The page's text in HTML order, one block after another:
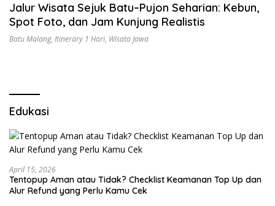
Jalur Wisata Sejuk Batu–Pujon Seharian: Kebun,
Spot Foto, dan Jam Kunjung Realistis
Batu Malang, Itinerary 1 Hari, Wisata Jawa
Edukasi
April 15, 2026
Tentopup Aman atau Tidak? Checklist Keamanan Top Up dan
Alur Refund yang Perlu Kamu Cek